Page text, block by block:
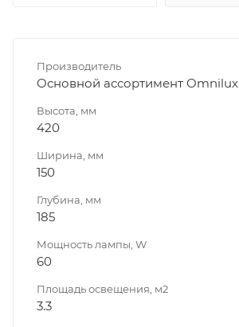
Производитель
Основной ассортимент Omnilux
Высота, мм
420
Ширина, мм
150
Глубина, мм
185
Мощность лампы, W
60
Площадь освещения, м2
3.3